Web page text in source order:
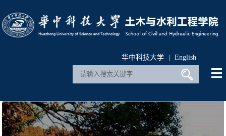
华中科技大学 | English